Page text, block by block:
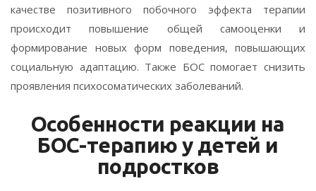
качестве позитивного побочного эффекта терапии
происходит повышение общей самооценки и
формирование новых форм поведения, повышающих
социальную адаптацию. Также БОС помогает снизить
проявления психосоматических заболеваний.
Особенности реакции на
БОС-терапию у детей и
подростков